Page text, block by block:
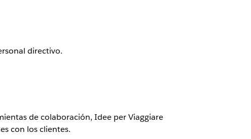
directivo.
de colaboración, Idee per Viaggiare
con los clientes.